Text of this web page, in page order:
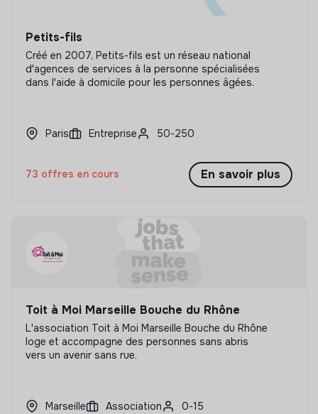
Petits-fils
Créé en 2007, Petits-fils est un réseau national
d'agences de services à la personne spécialisées
dans l'aide à domicile pour les personnes âgées.
Paris Entreprise 50-250
73 offres en cours En savoir plus
Toit à Moi Marseille Bouche du Rhône
L'association Toit à Moi Marseille Bouche du Rhône
loge et accompagne des personnes sans abris
vers un avenir sans rue.
Marseille Association 0-15